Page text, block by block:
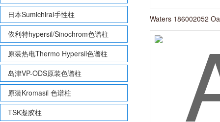
日本Sumichiral手性柱
依利特hypersil/Sinochrom色谱柱
原装热电Thermo Hypersil色谱柱
岛津VP-ODS原装色谱柱
原装Kromasil 色谱柱
TSK凝胶柱
Waters 186002052